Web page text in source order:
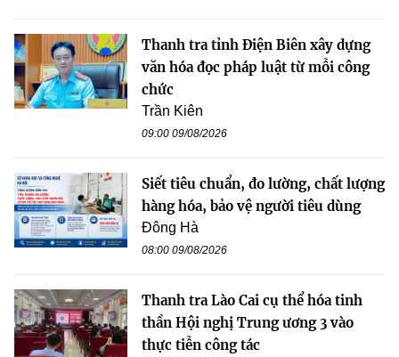
Thanh tra tỉnh Điện Biên xây dựng
văn hóa đọc pháp luật từ mỗi công
chức
Trần Kiên
09:00 09/08/2026
Siết tiêu chuẩn, đo lường, chất lượng
hàng hóa, bảo vệ người tiêu dùng
Đông Hà
08:00 09/08/2026
Thanh tra Lào Cai cụ thể hóa tinh
thần Hội nghị Trung ương 3 vào
thực tiễn công tác